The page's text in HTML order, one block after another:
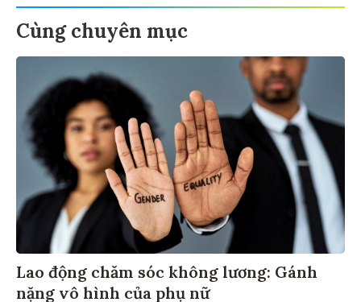
Cùng chuyên mục
Lao động chăm sóc không lương: Gánh
nặng vô hình của phụ nữ